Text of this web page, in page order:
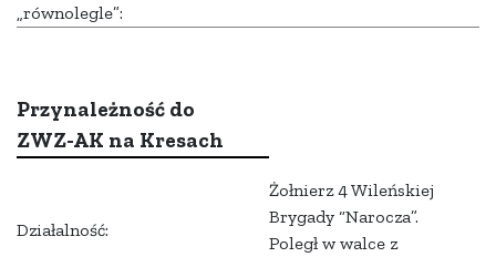
„równolegle”:
Przynależność do
ZWZ-AK na Kresach
Działalność:
Żołnierz 4 Wileńskiej
Brygady “Narocza”.
Poległ w walce z